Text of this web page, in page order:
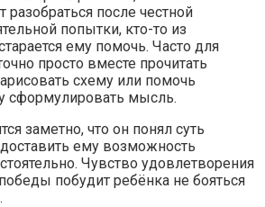
разобраться после честной
попытки, кто-то из
ему помочь. Часто для
просто вместе прочитать
схему или помочь
сформулировать мысль.
заметно, что он понял суть
ему возможность
Чувство удовлетворения
побудит ребёнка не бояться